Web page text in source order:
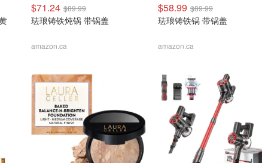
$71.24 $89.99
珐琅铸铁炖锅 带锅盖
amazon.ca
$58.99 $89.99
珐琅铸铁锅 带锅盖
amazon.ca